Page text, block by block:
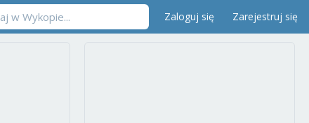
Zaloguj się Zarejestruj się